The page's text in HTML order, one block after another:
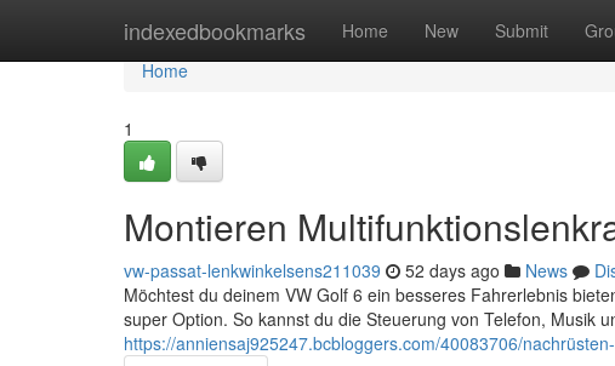
indexedbookmarks Home New Submit
Home
Home
1
Montieren
vw-passat-lenkwinkelsens211039 52 days ago News
Möchtest du deinem VW Golf 6 ein besseres Fahrerlebnis
super Option. So kannst du die Steuerung von Telefon, Musik
https://anniensaj925247.bcbloggers.com/40083706/